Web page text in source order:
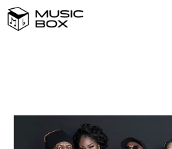
DOMAĆA GLAZBA